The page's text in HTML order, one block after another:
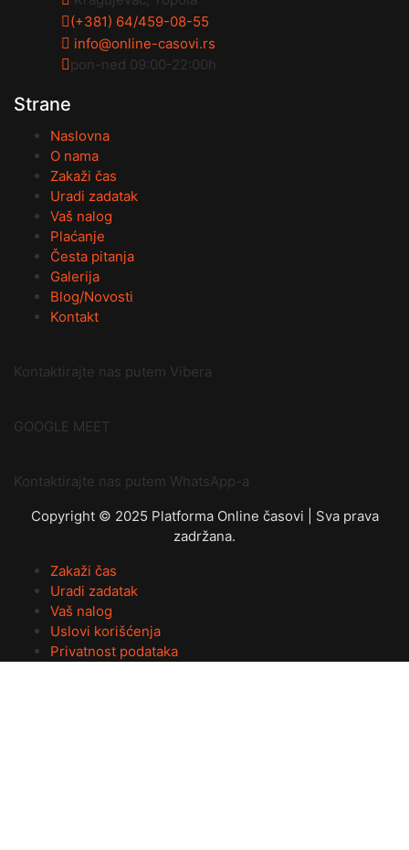
(+381) 64/459-08-55
info@online-casovi.rs
pon-ned 09:00-22:00h
Strane
Naslovna
O nama
Zakaži čas
Uradi zadatak
Vaš nalog
Plaćanje
Česta pitanja
Galerija
Blog/Novosti
Kontakt
Kontaktirajte nas putem Vibera
GOOGLE MEET
Kontaktirajte nas putem WhatsApp-a
Copyright © 2025 Platforma Online časovi | Sva prava
zadržana.
Zakaži čas
Uradi zadatak
Vaš nalog
Uslovi korišćenja
Privatnost podataka